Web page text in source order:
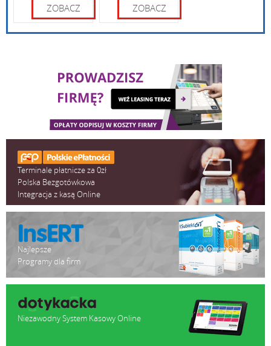
ZOBACZ ZOBACZ
Terminale płatnicze za 0zł
Polska Bezgotówkowa
Integracja z kasą Online
Najlepsze
Programy dla firm
Niezawodny System Kasowy Online